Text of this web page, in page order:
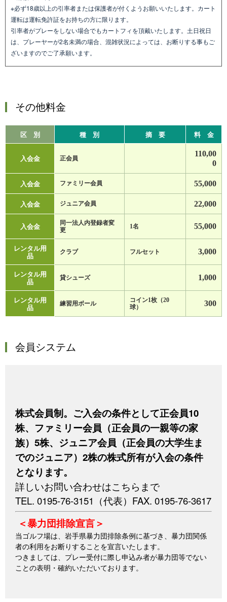
※必ず18歳以上の引率者または保護者が付くようお願いいたします。カート
運転は運転免許証をお持ちの方に限ります。
引率者がプレーをしない場合でもカートフィを頂戴いたします。土日祝日
は、プレーヤーが2名未満の場合、混雑状況によっては、お断りする事もご
ざいますのでご了承願います。
その他料金
区 別 種 別 摘 要 料 金
入会金 正会員
110,00
0
入会金 ファミリー会員 55,000
入会金 ジュニア会員 22,000
入会金
同一法人内登録者変
更
1名 55,000
レンタル用
品 クラブ フルセット 3,000
レンタル用
品 貸シューズ 1,000
レンタル用
品 練習用ボール
コイン1枚（20
球）
300
会員システム
株式会員制。ご入会の条件として正会員10
株、ファミリー会員（正会員の一親等の家
族）5株、ジュニア会員（正会員の大学生ま
でのジュニア）2株の株式所有が入会の条件
となります。
詳しいお問い合わせはこちらまで
TEL. 0195-76-3151（代表）FAX. 0195-76-3617
＜暴力団排除宣言＞
当ゴルフ場は、岩手県暴力団排除条例に基づき、暴力団関係
者の利用をお断りすることを宣言いたします。
つきましては、プレー受付に際し申込み者が暴力団等でない
ことの表明・確約いただいております。